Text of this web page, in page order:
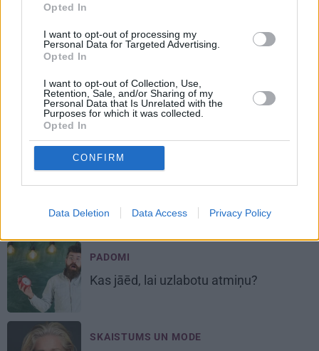
Opted In
I want to opt-out of processing my
Personal Data for Targeted Advertising.
Opted In
I want to opt-out of Collection, Use,
Retention, Sale, and/or Sharing of my
Personal Data that Is Unrelated with the
Purposes for which it was collected.
Opted In
CONFIRM
Data Deletion Data Access Privacy Policy
Vai ūdens dzeršanapalīdzēs
notievēt?
JAUTĀJUMI UN ATBILDES
Vaiievestās zemenes
stādīšanas līdz ražai
PADOMI
Kas jāēd, lai uzlabotu atmiņu?
SKAISTUMS UN MODE